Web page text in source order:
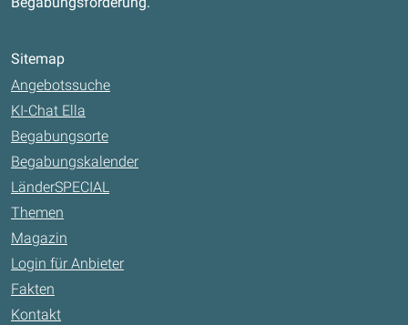
Sitemap
Angebotssuche
KI-Chat Ella
Begabungsorte
Begabungskalender
LänderSPECIAL
Themen
Magazin
Login für Anbieter
Fakten
Kontakt